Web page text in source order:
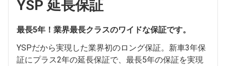
YSP 延長保証
最長5年！業界最長クラスのワイドな保証です。
YSPだから実現した業界初のロング保証。新車3年保
証にプラス2年の延長保証で、最長5年の保証を実現